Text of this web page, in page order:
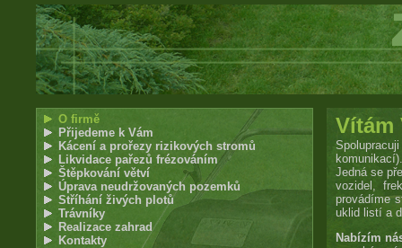
O firmě
Přijedeme k Vám
Kácení a prořezy rizikových stromů
Likvidace pařezů frézováním
Štěpkování větví
Úprava neudržovaných pozemků
Stříhání živých plotů
Trávníky
Realizace zahrad
Kontakty